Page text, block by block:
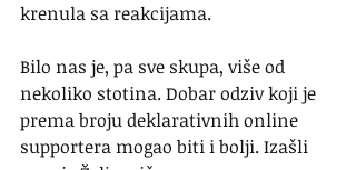
krenula sa reakcijama.
Bilo nas je, pa sve skupa, više od
nekoliko stotina. Dobar odziv koji je
prema broju deklarativnih online
supportera mogao biti i bolji. Izašli